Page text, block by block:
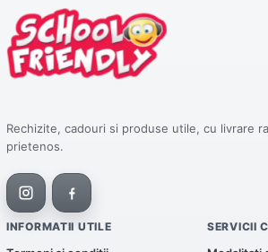
Rechizite, cadouri si produse utile, cu livrare
prietenos.
INFORMATII UTILE SERVICII